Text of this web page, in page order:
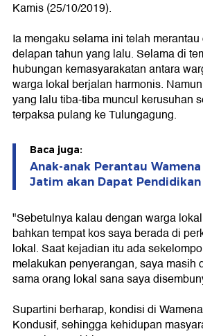
Kamis (25/10/2019).
Ia mengaku selama ini telah
delapan tahun yang lalu. Selama di
hubungan kemasyarakatan antara
warga lokal berjalan harmonis.
yang lalu tiba-tiba muncul kerusuhan
terpaksa pulang ke Tulungagung.
Baca juga:
Anak-anak Perantau
Jatim akan Dapat
"Sebetulnya kalau dengan warga
bahkan tempat kos saya berada di
lokal. Saat kejadian itu ada
melakukan penyerangan, saya masih
sama orang lokal sana saya
Supartini berharap, kondisi di
Kondusif, sehingga kehidupan